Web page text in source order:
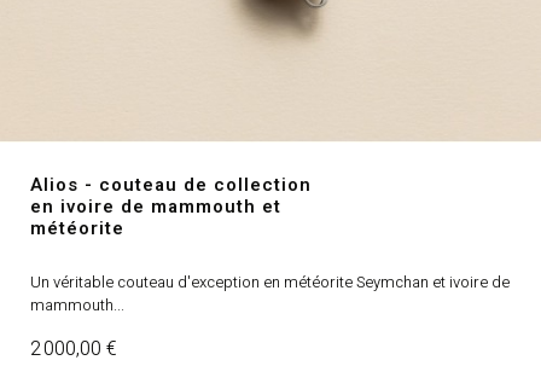
Alios - couteau de collection
en ivoire de mammouth et
météorite
Un véritable couteau d'exception en météorite Seymchan et ivoire de
mammouth...
Prix
2 000,00 €